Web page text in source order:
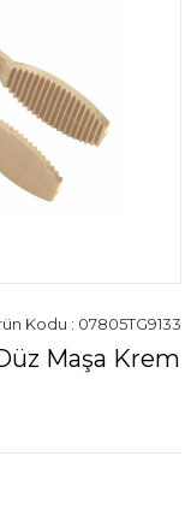
Kodu : 07805TG9133
Maşa Krem